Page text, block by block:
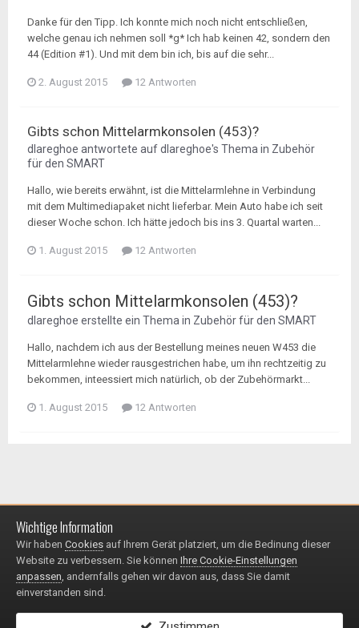
Danke für den Tipp. Ich konnte mich noch nicht entschließen,
welche genau ich nehmen soll *g* Ich hab keinen 42, sondern den
44 (Edition #1). Und mit dem bin ich, bis auf die sehr...
2. August 2015 12 Antworten
Gibts schon Mittelarmkonsolen (453)?
dlareghoe antwortete aufdlareghoe's Thema in Zubehör
für den SMART
Hallo, wie bereits erwähnt, ist die Mittelarmlehne in Verbindung
mit dem Multimediapaket nicht lieferbar. Mein Auto habe ich seit
dieser Woche schon. Ich hätte jedoch bis ins 3. Quartal warten...
1. August 2015 12 Antworten
Gibts schon Mittelarmkonsolen (453)?
dlareghoe erstellte ein Thema in Zubehör für den SMART
Hallo, nachdem ich aus der Bestellung meines neuen W453 die
Mittelarmlehne wieder rausgestrichen habe, um ihn rechtzeitig zu
bekommen, inteessiert mich natürlich, ob der Zubehörmarkt...
1. August 2015 12 Antworten
Impressum / Datenschutzerklärung
© 1999 - 2025
Powered by Invision Community
Wichtige Information
Wir haben Cookies auf Ihrem Gerät platziert, um die Bedinung dieser
Website zu verbessern. Sie können Ihre Cookie-Einstellungen
anpassen, andernfalls gehen wir davon aus, dass Sie damit
einverstanden sind.